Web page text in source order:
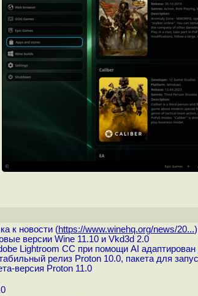
к новости (https://www.winehq.org/news/20...)
версии Wine 11.10 и Vkd3d 2.0
Lightroom CC при помощи AI
релиз Proton 10.0, пакета для
версия Proton 11.0